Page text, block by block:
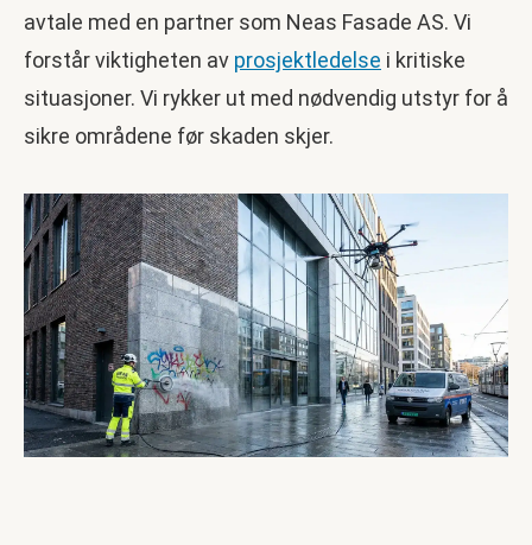
avtale med en partner som Neas Fasade AS. Vi
forstår viktigheten av prosjektledelse i kritiske
situasjoner. Vi rykker ut med nødvendig utstyr for å
sikre områdene før skaden skjer.